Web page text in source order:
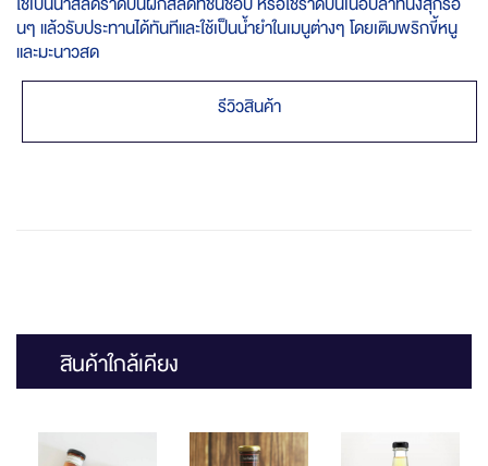
นๆ แล้วรับประทานได้ทันทีและใช้เป็นน้ำยำในเมนูต่างๆ โดยเติมพริกขี้หนู
และมะนาวสด
รีวิวสินค้า
สินค้าใกล้เคียง